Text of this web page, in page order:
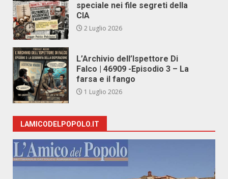
speciale nei file segreti della
CIA
2 Luglio 2026
L’Archivio dell’Ispettore Di
Falco | 46909 -Episodio 3 – La
farsa e il fango
1 Luglio 2026
LAMICODELPOPOLO.IT